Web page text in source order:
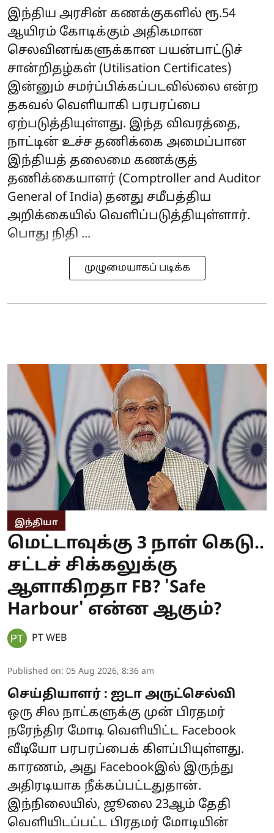
இந்திய அரசின் கணக்குகளில் ரூ.54
ஆயிரம் கோடிக்கும் அதிகமான
செலவினங்களுக்கான பயன்பாட்டுச்
சான்றிதழ்கள் (Utilisation Certificates)
இன்னும் சமர்ப்பிக்கப்படவில்லை என்ற
தகவல் வெளியாகி பரபரப்பை
ஏற்படுத்தியுள்ளது. இந்த விவரத்தை,
நாட்டின் உச்ச தணிக்கை அமைப்பான
இந்தியத் தலைமை கணக்குத்
தணிக்கையாளர் (Comptroller and Auditor
General of India) தனது சமீபத்திய
அறிக்கையில் வெளிப்படுத்தியுள்ளார்.
பொது நிதி ...
முழுமையாகப் படிக்க
இந்தியா
மெட்டாவுக்கு 3 நாள் கெடு..
சட்டச் சிக்கலுக்கு
ஆளாகிறதா FB? 'Safe
Harbour' என்ன ஆகும்?
PT WEB
Published on: 05 Aug 2026, 8:36 am
செய்தியாளர் : ஐடா அருட்செல்வி
ஒரு சில நாட்களுக்கு முன் பிரதமர்
நரேந்திர மோடி வெளியிட்ட Facebook
வீடியோ பரபரப்பைக் கிளப்பியுள்ளது.
காரணம், அது Facebookஇல் இருந்து
அதிரடியாக நீக்கப்பட்டதுதான்.
இந்நிலையில், ஜூலை 23ஆம் தேதி
வெளியிடப்பட்ட பிரதமர் மோடியின்